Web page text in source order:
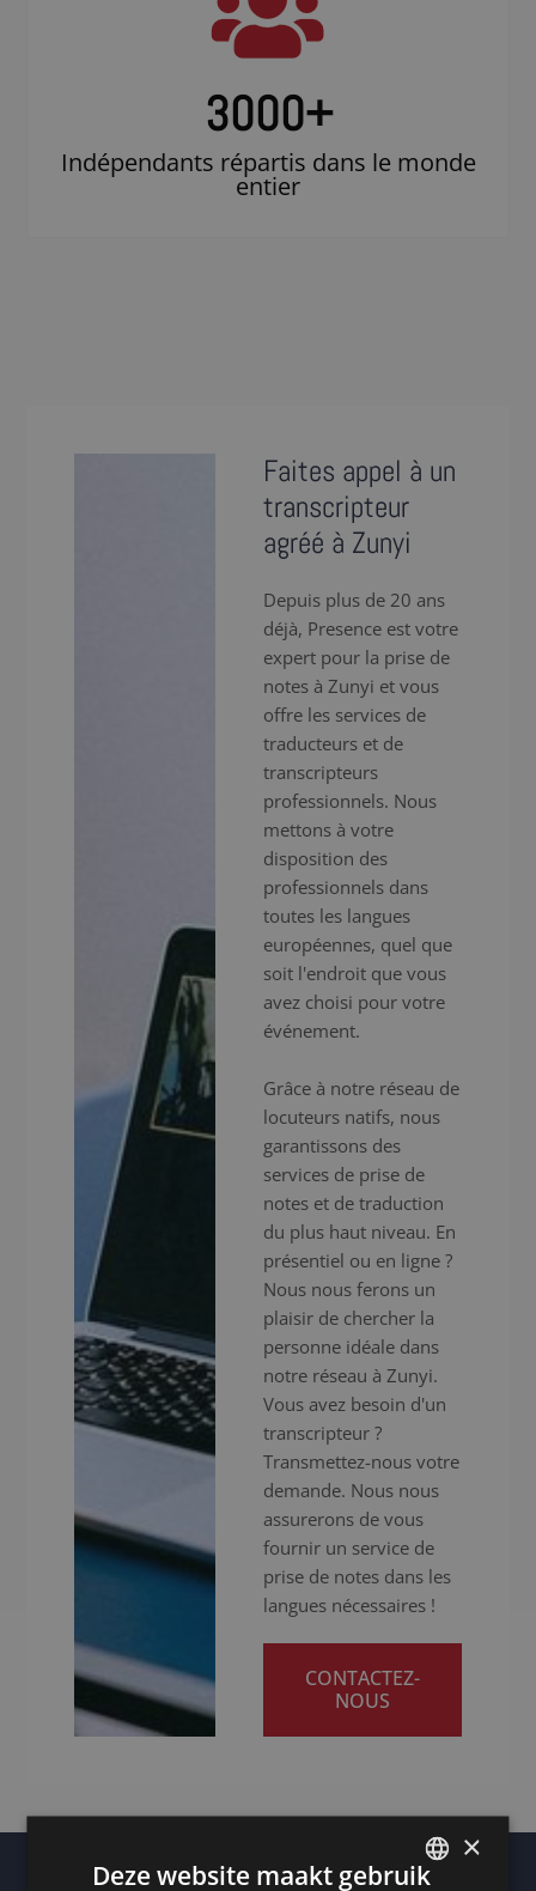
3000+
Indépendants répartis dans le monde
entier
Faites appel à un
transcripteur
agréé à Zunyi
Depuis plus de 20 ans
déjà, Presence est votre
expert pour la prise de
notes à Zunyi et vous
offre les services de
traducteurs et de
transcripteurs
professionnels. Nous
mettons à votre
disposition des
professionnels dans
toutes les langues
européennes, quel que
soit l'endroit que vous
avez choisi pour votre
événement.
Grâce à notre réseau de
locuteurs natifs, nous
garantissons des
services de prise de
notes et de traduction
du plus haut niveau. En
présentiel ou en ligne ?
Nous nous ferons un
plaisir de chercher la
personne idéale dans
notre réseau à Zunyi.
Vous avez besoin d'un
transcripteur ?
Transmettez-nous votre
demande. Nous nous
assurerons de vous
fournir un service de
prise de notes dans les
langues nécessaires !
CONTACTEZ-
NOUS
×
Deze website maakt gebruik